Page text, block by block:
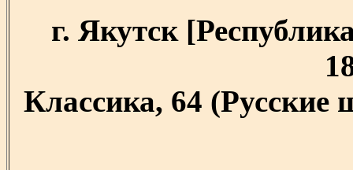
г. Якутск
Классика, 64